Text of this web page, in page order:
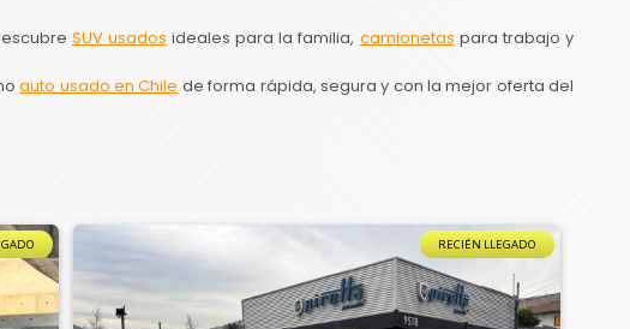
SUV usados ideales para la familia, camionetas para trabajo y
auto usado en Chile de forma rápida, segura y con la mejor oferta del
RECIÉN LLEGADO